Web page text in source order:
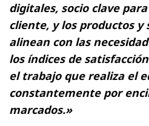
digitales, socio clave
cliente, y los productos y
alinean con las
los índices de
el trabajo que realiza el
constantemente por
marcados.»